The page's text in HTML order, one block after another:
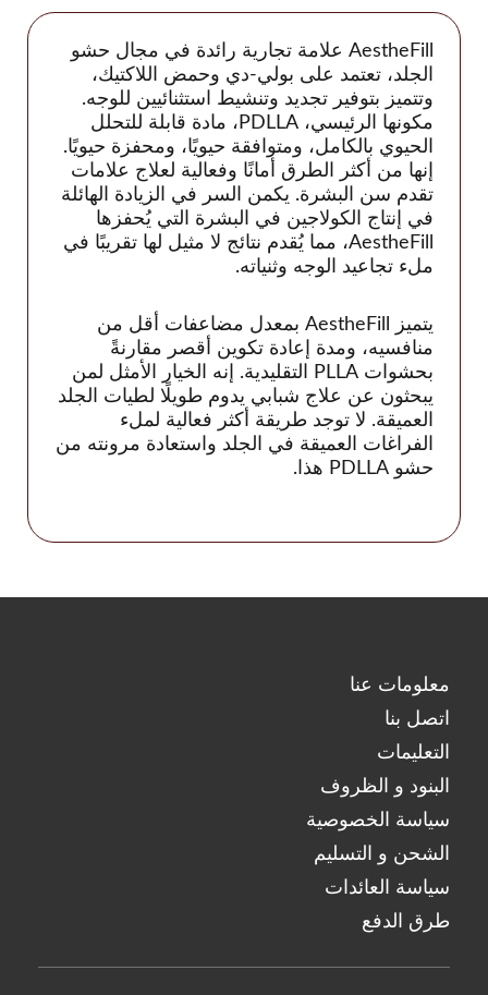
AestheFill علامة تجارية رائدة في مجال حشو
الجلد، تعتمد على بولي-دي وحمض اللاكتيك،
وتتميز بتوفير تجديد وتنشيط استثنائيين للوجه.
مكونها الرئيسي، PDLLA، مادة قابلة للتحلل
الحيوي بالكامل، ومتوافقة حيويًا، ومحفزة حيويًا.
إنها من أكثر الطرق أمانًا وفعالية لعلاج علامات
تقدم سن البشرة. يكمن السر في الزيادة الهائلة
في إنتاج الكولاجين في البشرة التي يُحفزها
AestheFill، مما يُقدم نتائج لا مثيل لها تقريبًا في
ملء تجاعيد الوجه وثنياته.
يتميز AestheFill بمعدل مضاعفات أقل من
منافسيه، ومدة إعادة تكوين أقصر مقارنةً
بحشوات PLLA التقليدية. إنه الخيار الأمثل لمن
يبحثون عن علاج شبابي يدوم طويلًا لطيات الجلد
العميقة. لا توجد طريقة أكثر فعالية لملء
الفراغات العميقة في الجلد واستعادة مرونته من
حشو PDLLA هذا.
جوري
هيستولاب
Acnex Science
Aqua Science
Basic Science
Derma Science
Hyafilia
Hyaron
Juvederm
Juvenus
زجاجة ليمون
معجمي
Monalisa
نيكس
Optivisc
مصل الرصاص
Plasma Fresh
بريما
أميرة
Profhilo
Prostrolane
معلومات عنا
اتصل بنا
التعليمات
البنود و الظروف
سياسة الخصوصية
الشحن و التسليم
سياسة العائدات
طرق الدفع